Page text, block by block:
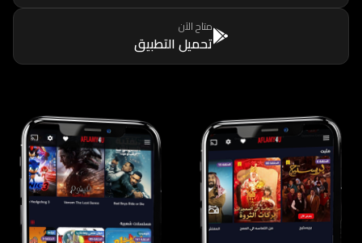
متاح الآن
تحميل التطبيق